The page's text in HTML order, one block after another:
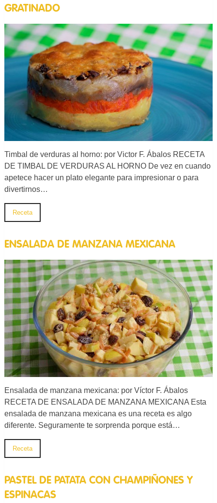
GRATINADO
Timbal de verduras al horno: por Victor F. Ábalos RECETA
DE TIMBAL DE VERDURAS AL HORNO De vez en cuando
apetece hacer un plato elegante para impresionar o para
divertirnos…
Receta
ENSALADA DE MANZANA MEXICANA
Ensalada de manzana mexicana: por Víctor F. Ábalos
RECETA DE ENSALADA DE MANZANA MEXICANA Esta
ensalada de manzana mexicana es una receta es algo
diferente. Seguramente te sorprenda porque está…
Receta
PASTEL DE PATATA CON CHAMPIÑONES Y
ESPINACAS